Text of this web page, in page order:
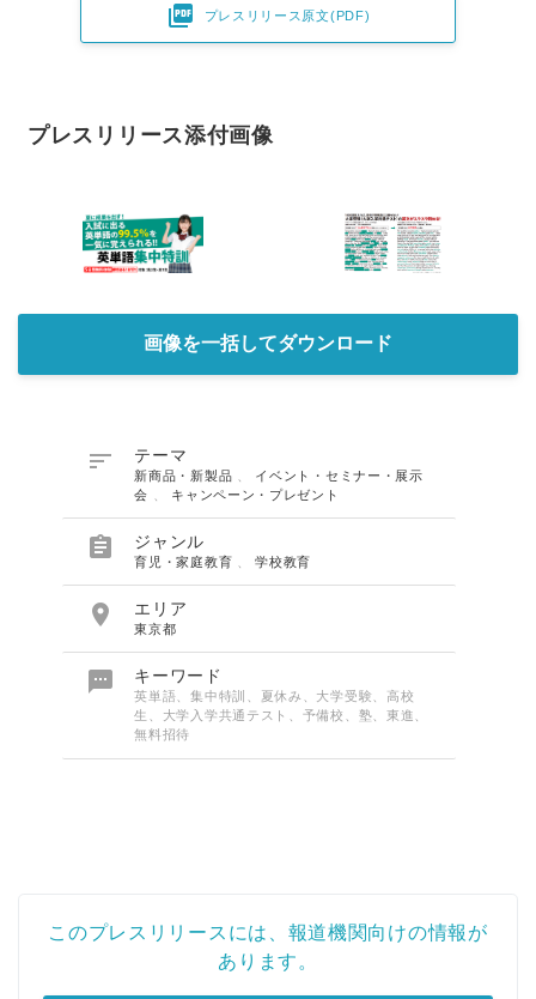
 プレスリリース原文(PDF)
プレスリリース添付画像
画像を一括してダウンロード
 テーマ
新商品・新製品
イベント・セミナー・展示
会
キャンペーン・プレゼント
 ジャンル
育児・家庭教育 、学校教育
 エリア
東京都
 キーワード
英単語、集中特訓、夏休み、大学受験、高校
生、大学入学共通テスト、予備校、塾、東進、
無料招待
このプレスリリースには、報道機関向けの情報が
あります。